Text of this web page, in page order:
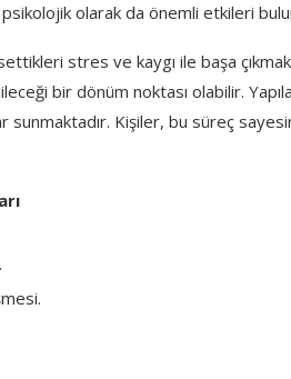
olarak da önemli etkileri
stres ve kaygı ile başa
bir dönüm noktası olabilir.
sunmaktadır. Kişiler, bu süreç